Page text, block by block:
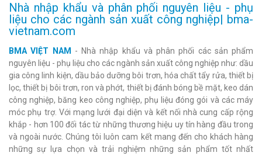
Nhà nhập khẩu và phân phối nguyên liệu - phụ
liệu cho các ngành sản xuất công nghiệp| bma-
vietnam.com
BMA VIỆT NAM
- Nhà nhập khẩu và phân phối các sản phẩm
nguyên liệu - phụ liệu cho các ngành sản xuất công nghiệp như: dầu
gia công linh kiện, dầu bảo dưỡng bôi trơn, hóa chất tẩy rửa, thiết bị
lọc, thiết bị bôi trơn, ron và phớt, thiết bị đánh bóng bề mặt, keo dán
công nghiệp, băng keo công nghiệp, phụ liệu đóng gói và các máy
móc phụ trợ. Với mạng lưới đại diện và kết nối nhà cung cấp rộng
khắp - hơn 100 đối tác từ những thương hiệu uy tín hàng đầu trong
và ngoài nước. Chúng tôi luôn cam kết mang đến cho khách hàng
những sự lựa chọn và trải nghiệm những sản phẩm tốt nhất